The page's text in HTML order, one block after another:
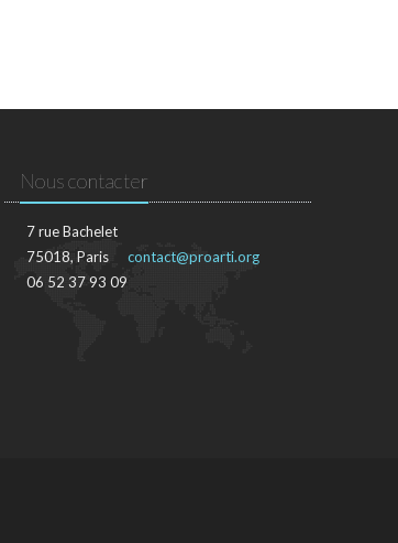
Nous contacter
7 rue Bachelet
75018, Paris
06 52 37 93 09
contact@proarti.org